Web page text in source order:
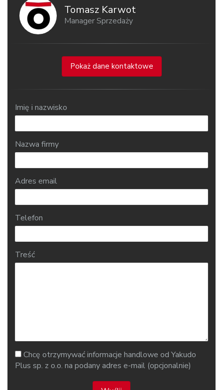
Tomasz Karwot
Manager Sprzedaży
Pokaż dane kontaktowe
Imię i nazwisko
Nazwa firmy
Adres email
Telefon
Treść
Chcę otrzymywać informacje handlowe od Yakudo
Plus sp. z o.o. na podany adres e-mail (opcjonalnie)